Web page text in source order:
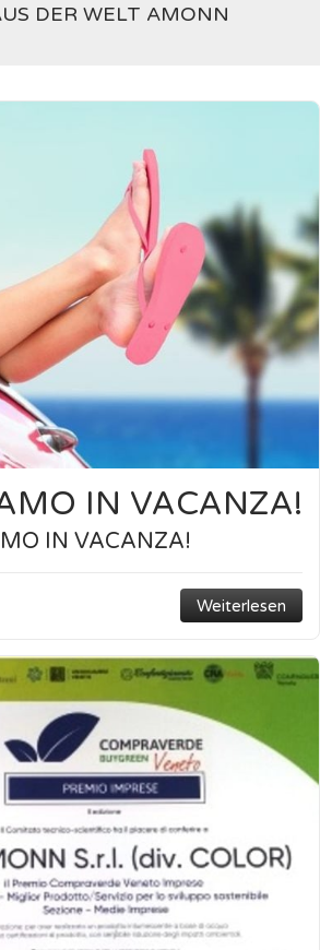
DER WELT AMONN
IN VACANZA!
IN VACANZA!
Weiterlesen